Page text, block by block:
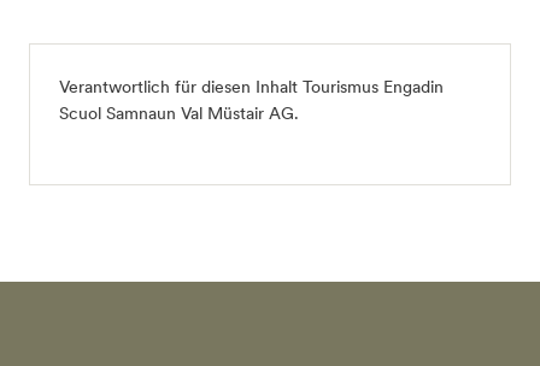
Verantwortlich für diesen Inhalt Tourismus Engadin
Scuol Samnaun Val Müstair AG.